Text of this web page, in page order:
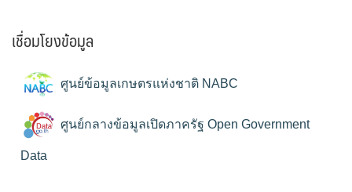
เชื่อมโยงข้อมูล
ศูนย์ข้อมูลเกษตรแห่งชาติ NABC
ศูนย์กลางข้อมูลเปิดภาครัฐ Open Government
Data